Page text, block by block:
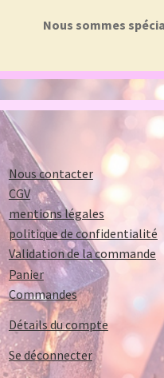
Nous sommes
Nous contacter
CGV
mentions légales
politique de confidentialité
Validation de la commande
Panier
Commandes
Détails du compte
Se déconnecter